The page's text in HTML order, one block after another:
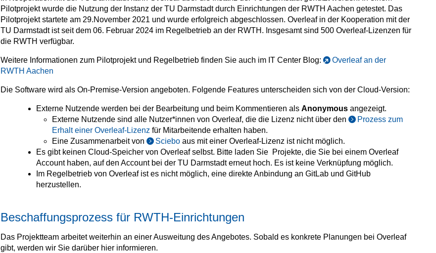
Pilotprojekt wurde die Nutzung der Instanz der TU Darmstadt durch Einrichtungen der RWTH Aachen getestet. Das
Pilotprojekt startete am 29.November 2021 und wurde erfolgreich abgeschlossen. Overleaf in der Kooperation mit der
TU Darmstadt ist seit dem 06. Februar 2024 im Regelbetrieb an der RWTH. Insgesamt sind 500 Overleaf-Lizenzen für
die RWTH verfügbar.
Weitere Informationen zum Pilotprojekt und Regelbetrieb finden Sie auch im IT Center Blog:
Overleaf an der
RWTH Aachen
Die Software wird als On-Premise-Version angeboten. Folgende Features unterscheiden sich von der Cloud-Version:
Externe Nutzende werden bei der Bearbeitung und beim Kommentieren als Anonymous angezeigt.
Externe Nutzende sind alle Nutzer*innen von Overleaf, die die Lizenz nicht über den
Prozess zum
Erhalt einer Overleaf‑Lizenz für Mitarbeitende erhalten haben.
Eine Zusammenarbeit von
Sciebo aus mit einer Overleaf‑Lizenz ist nicht möglich.
Es gibt keinen Cloud-Speicher von Overleaf selbst. Bitte laden Sie Projekte, die Sie bei einem Overleaf
Account haben, auf den Account bei der TU Darmstadt erneut hoch. Es ist keine Verknüpfung möglich.
Im Regelbetrieb von Overleaf ist es nicht möglich, eine direkte Anbindung an GitLab und GitHub
herzustellen.
Beschaffungsprozess für RWTH-Einrichtungen
Das Projektteam arbeitet weiterhin an einer Ausweitung des Angebotes. Sobald es konkrete Planungen bei Overleaf
gibt, werden wir Sie darüber hier informieren.